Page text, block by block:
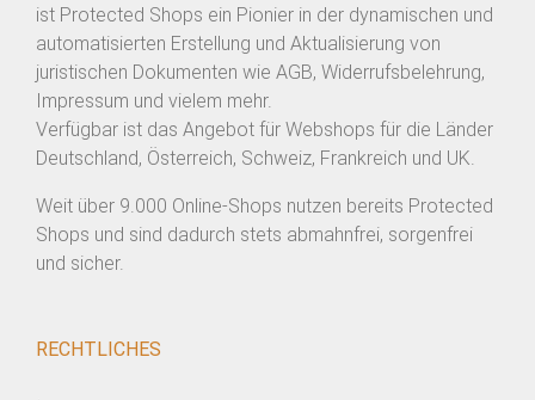
ist Protected Shops ein Pionier in der dynamischen und
automatisierten Erstellung und Aktualisierung von
juristischen Dokumenten wie AGB, Widerrufsbelehrung,
Impressum und vielem mehr.
Verfügbar ist das Angebot für Webshops für die Länder
Deutschland, Österreich, Schweiz, Frankreich und UK.
Weit über 9.000 Online-Shops nutzen bereits Protected
Shops und sind dadurch stets abmahnfrei, sorgenfrei
und sicher.
RECHTLICHES